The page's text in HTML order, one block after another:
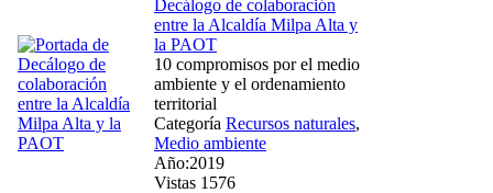
Decálogo de colaboración
entre la Alcaldía Milpa Alta y
la PAOT
10 compromisos por el medio
ambiente y el ordenamiento
territorial
Categoría Recursos naturales,
Medio ambiente
Año:2019
Vistas 1576